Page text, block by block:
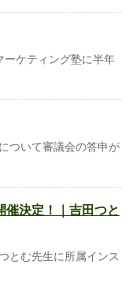
ーケティング塾に半年
ついて審議会の答申が
催決定！｜吉田つと
とむ先生に所属インス